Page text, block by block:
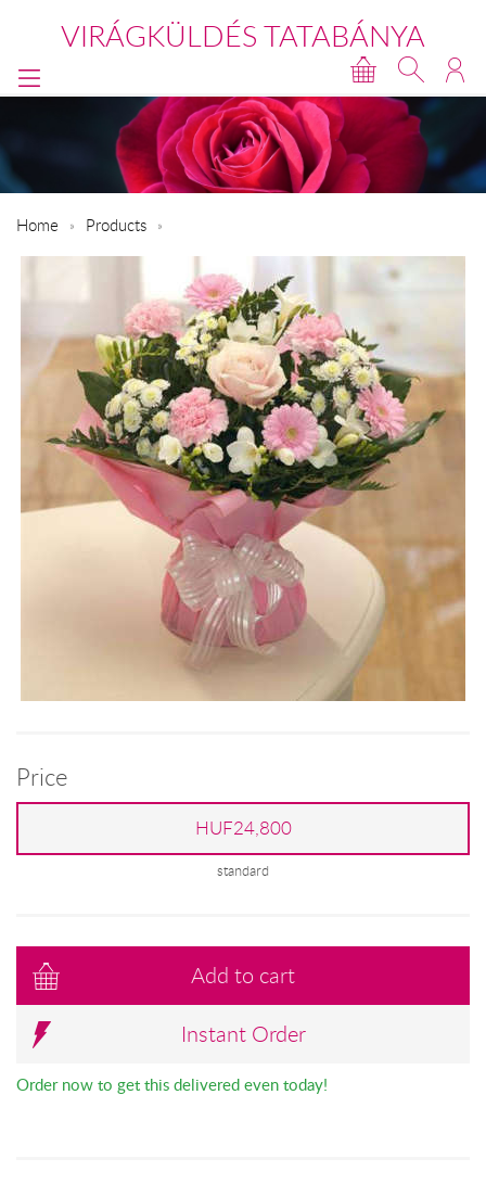
VIRÁGKÜLDÉS TATABÁNYA
Home Products
Price
HUF24,800
standard
Add to cart
Instant Order
Order now to get this delivered even today!